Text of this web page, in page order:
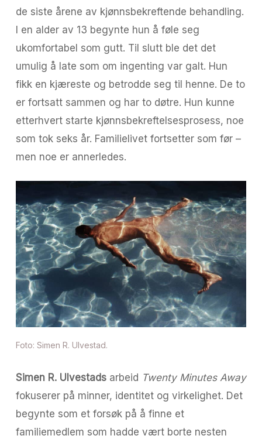
de siste årene av kjønnsbekreftende behandling.
I en alder av 13 begynte hun å føle seg
ukomfortabel som gutt. Til slutt ble det det
umulig å late som om ingenting var galt. Hun
fikk en kjæreste og betrodde seg til henne. De to
er fortsatt sammen og har to døtre. Hun kunne
etterhvert starte kjønnsbekreftelsesprosess, noe
som tok seks år. Familielivet fortsetter som før –
men noe er annerledes.
Foto: Simen R. Ulvestad.
Simen R. Ulvestads arbeid Twenty Minutes Away
fokuserer på minner, identitet og virkelighet. Det
begynte som et forsøk på å finne et
familiemedlem som hadde vært borte nesten